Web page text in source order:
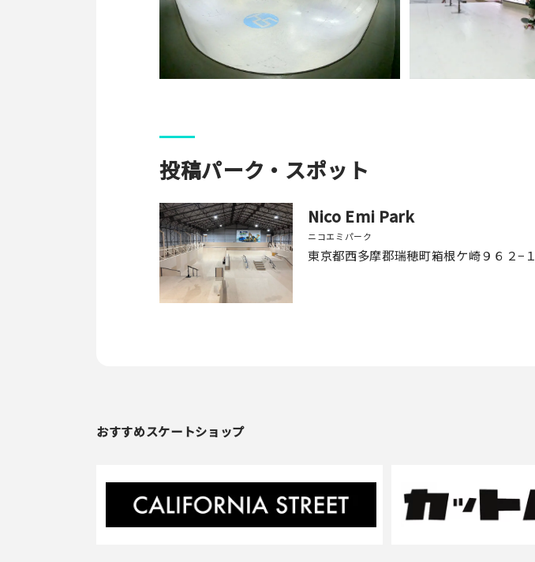
投稿パーク・スポット
Nico Emi Park
ニコエミパーク
東京都西多摩郡瑞穂町箱根ケ崎９６２−１
おすすめスケートショップ